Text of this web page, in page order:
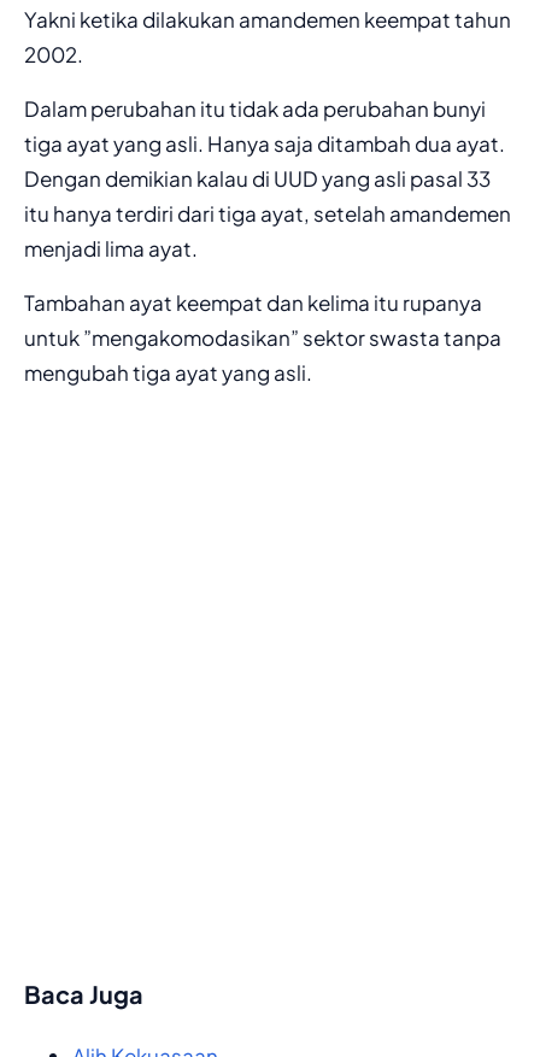
Yakni ketika dilakukan amandemen keempat tahun
2002.
Dalam perubahan itu tidak ada perubahan bunyi
tiga ayat yang asli. Hanya saja ditambah dua ayat.
Dengan demikian kalau di UUD yang asli pasal 33
itu hanya terdiri dari tiga ayat, setelah amandemen
menjadi lima ayat.
Tambahan ayat keempat dan kelima itu rupanya
untuk ”mengakomodasikan” sektor swasta tanpa
mengubah tiga ayat yang asli.
Baca Juga